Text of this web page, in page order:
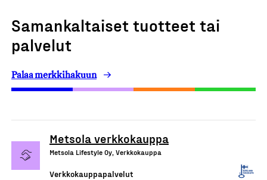
Samankaltaiset tuotteet tai
palvelut
Palaa merkkihakuun
Metsola verkkokauppa
Metsola Lifestyle Oy, Verkkokauppa
Verkkokauppapalvelut